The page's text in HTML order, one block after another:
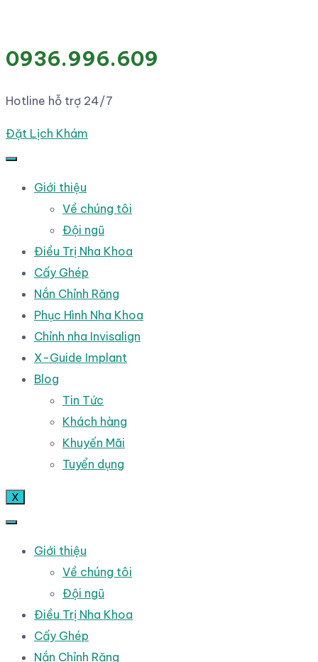
0936.996.609
Hotline hỗ trợ 24/7
Đặt Lịch Khám
Giới thiệu
Về chúng tôi
Đội ngũ
Điều Trị Nha Khoa
Cấy Ghép
Nắn Chỉnh Răng
Phục Hình Nha Khoa
Chỉnh nha Invisalign
X-Guide Implant
Blog
Tin Tức
Khách hàng
Khuyến Mãi
Tuyển dụng
X
Giới thiệu
Về chúng tôi
Đội ngũ
Điều Trị Nha Khoa
Cấy Ghép
Nắn Chỉnh Răng